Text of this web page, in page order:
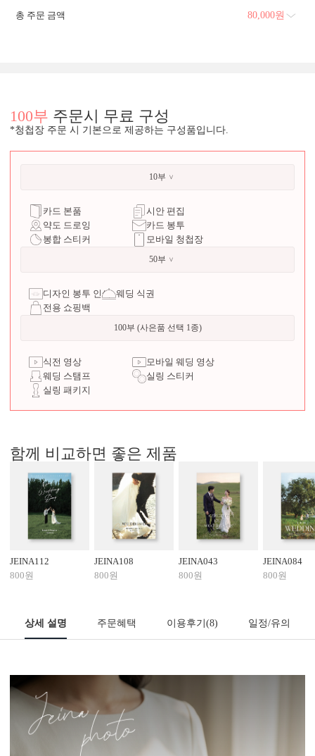
총 주문 금액 80,000원
100부 주문시 무료 구성
*청첩장 주문 시 기본으로 제공하는 구성품입니다.
10부
카드 본품
시안 편집
약도 드로잉
카드 봉투
봉합 스티커
모바일 청첩장
50부
디자인 봉투 인쇄 웨딩 식권
전용 쇼핑백
100부 (사은품 선택 1종)
식전 영상
모바일 웨딩 영상
웨딩 스탬프
실링 스티커
실링 패키지
함께 비교하면 좋은 제품
JEINA112
800원
JEINA108
800원
JEINA043
800원
JEINA084
800원
상세 설명 주문혜택 이용후기(8) 일정/유의